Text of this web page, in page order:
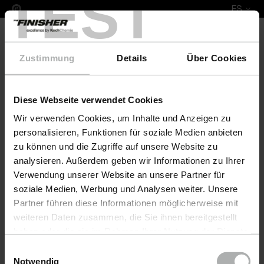
TEST
Zustimmung Details Über Cookies
Diese Webseite verwendet Cookies
Wir verwenden Cookies, um Inhalte und Anzeigen zu
personalisieren, Funktionen für soziale Medien anbieten
zu können und die Zugriffe auf unsere Website zu
analysieren. Außerdem geben wir Informationen zu Ihrer
Verwendung unserer Website an unsere Partner für
soziale Medien, Werbung und Analysen weiter. Unsere
Partner führen diese Informationen möglicherweise mit
weiteren Daten zusammen, die Sie ihnen bereitgestellt
Einstellungen zu den Cookies finden Sie unter
Notwendig
ES
COLOURLOCK Leather Fresh Colour & Protect Set